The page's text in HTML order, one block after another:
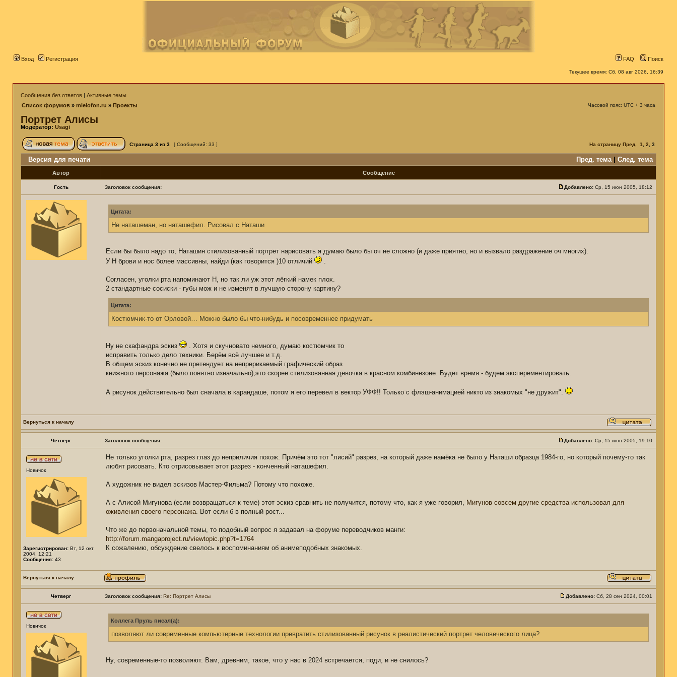
Вход Регистрация FAQ Поиск
Текущее время: Сб, 08 авг 2026, 16:39
Сообщения без ответов | Активные темы
Список форумов » mielofon.ru » Проекты Часовой пояс: UTC + 3 часа
Портрет Алисы
Модератор: Usagi
Страница 3 из 3 [ Сообщений: 33 ] На страницу Пред. 1 2 3
Версия для печати Пред. тема| След. тема
Автор Сообщение
Гость Заголовок сообщения: Добавлено: Ср, 15 июн 2005, 18:12
Цитата:
Не наташеман, но наташефил. Рисовал с Наташи
Если бы было надо то, Наташин стилизованный портрет нарисовать я думаю было бы оч не сложно (и даже приятно, но и вызвало раздражение оч многих).
У Н брови и нос более массивны, найди (как говорится )10 отличий
.
Согласен, уголки рта напоминают Н, но так ли уж этот лёгкий намек плох.
2 стандартные сосиски - губы мож и не изменят в лучшую сторону картину?
Цитата:
Костюмчик-то от Орловой… Можно было бы что-нибудь и посовременнее придумать
Ну не скафандра эскиз
. Хотя и скучновато немного, думаю костюмчик то
исправить только дело техники. Берём всё лучшее и т.д.
В общем эскиз конечно не претендует на непрерикаемый графический образ
книжного персонажа (было понятно изначально),это скорее стилизованная девочка в красном комбинезоне. Будет время - будем эксперементировать.
А рисунок действительно был сначала в карандаше, потом я его перевел в вектор УФФ!! Только с флэш-анимацией никто из знакомых "не дружит".
Вернуться к началу
Четверг Заголовок сообщения: Добавлено: Ср, 15 июн 2005, 19:10
Новичок
Зарегистрирован: Вт, 12 окт
2004, 12:21
Сообщения: 43
Не только уголки рта, разрез глаз до неприличия похож. Причём это тот "лисий" разрез, на который даже намёка не было у Наташи образца 1984-го, но который почему-то так
любят рисовать. Кто отрисовывает этот разрез - конченный наташефил.
А художник не видел эскизов Мастер-Фильма? Потому что похоже.
А с Алисой Мигунова (если возвращаться к теме) этот эскиз сравнить не получится, потому что, как я уже говорил, Мигунов совсем другие средства использовал для
оживления своего персонажа. Вот если б в полный рост...
Что же до первоначальной темы, то подобный вопрос я задавал на форуме переводчиков манги:
http://forum.mangaproject.ru/viewtopic.php?t=1764
К сожалению, обсуждение свелось к воспоминаниям об анимеподобных знакомых.
Вернуться к началу
Четверг Заголовок сообщения: Re: Портрет Алисы Добавлено: Сб, 28 сен 2024, 00:01
Новичок
Коллега Пруль писал(а):
позволяют ли современные компьютерные технологии превратить стилизованный рисунок в реалистический портрет человеческого лица?
Ну, современные-то позволяют. Вам, древним, такое, что у нас в 2024 встречается, поди, и не снилось?